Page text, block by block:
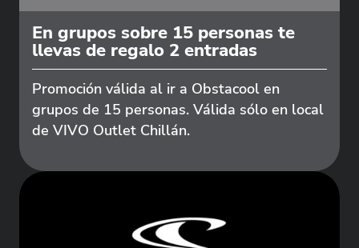
En grupos sobre 15 personas te
llevas de regalo 2 entradas
Promoción válida al ir a Obstacool en
grupos de 15 personas. Válida sólo en local
de VIVO Outlet Chillán.